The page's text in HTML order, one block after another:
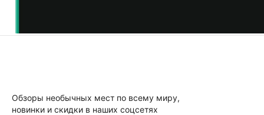
Обзоры необычных мест по всему миру,
новинки и скидки в наших соцсетях